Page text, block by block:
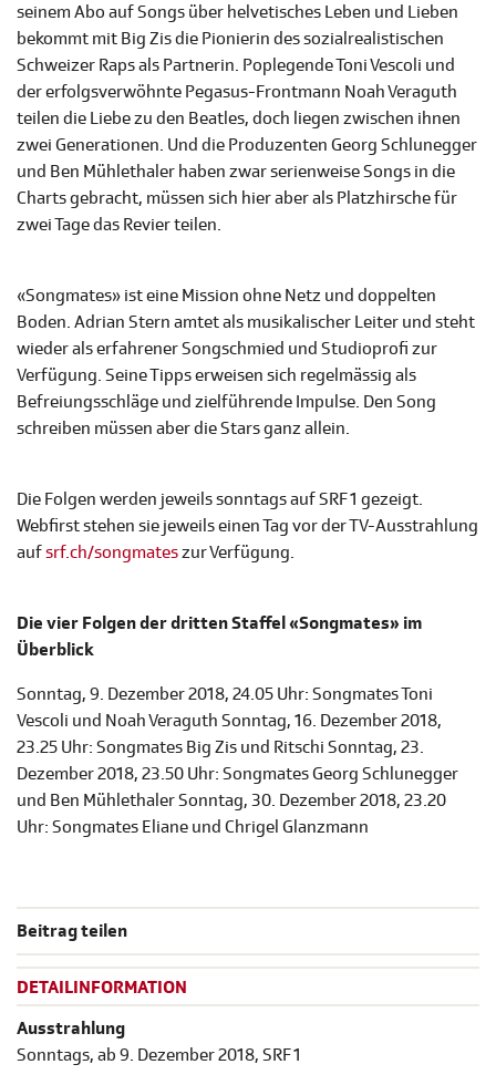
seinem Abo auf Songs über helvetisches Leben und Lieben
bekommt mit Big Zis die Pionierin des sozialrealistischen
Schweizer Raps als Partnerin. Poplegende Toni Vescoli und
der erfolgsverwöhnte Pegasus-Frontmann Noah Veraguth
teilen die Liebe zu den Beatles, doch liegen zwischen ihnen
zwei Generationen. Und die Produzenten Georg Schlunegger
und Ben Mühlethaler haben zwar serienweise Songs in die
Charts gebracht, müssen sich hier aber als Platzhirsche für
zwei Tage das Revier teilen.
«Songmates» ist eine Mission ohne Netz und doppelten
Boden. Adrian Stern amtet als musikalischer Leiter und steht
wieder als erfahrener Songschmied und Studioprofi zur
Verfügung. Seine Tipps erweisen sich regelmässig als
Befreiungsschläge und zielführende Impulse. Den Song
schreiben müssen aber die Stars ganz allein.
Die Folgen werden jeweils sonntags auf SRF 1 gezeigt.
Webfirst stehen sie jeweils einen Tag vor der TV-Ausstrahlung
aufsrf.ch/songmateszur Verfügung.
Die vier Folgen der dritten Staffel «Songmates» im
Überblick
Sonntag, 9. Dezember 2018, 24.05 Uhr: Songmates Toni
Vescoli und Noah Veraguth Sonntag, 16. Dezember 2018,
23.25 Uhr: Songmates Big Zis und Ritschi Sonntag, 23.
Dezember 2018, 23.50 Uhr: Songmates Georg Schlunegger
und Ben Mühlethaler Sonntag, 30. Dezember 2018, 23.20
Uhr: Songmates Eliane und Chrigel Glanzmann
Beitrag teilen
DETAILINFORMATION
Ausstrahlung
Sonntags, ab 9. Dezember 2018, SRF 1